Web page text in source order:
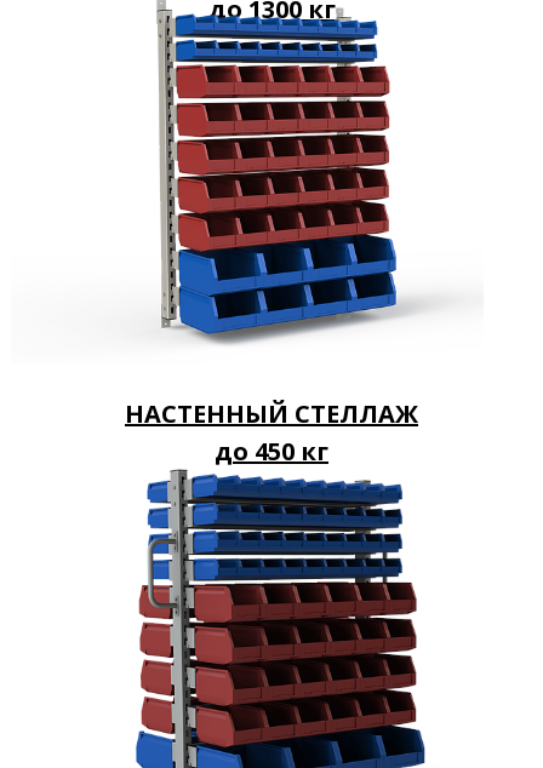
до 1300 кг
НАСТЕННЫЙ СТЕЛЛАЖ
до 450 кг